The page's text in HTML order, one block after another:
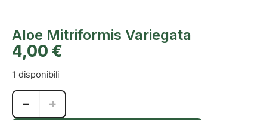
Aloe Mitriformis Variegata
4,00 €
1 disponibili
− +